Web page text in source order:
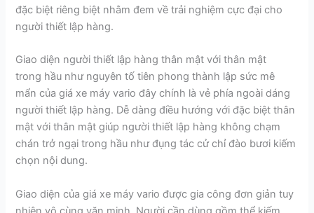
đặc biệt riêng biệt nhằm đem về trải nghiệm cực đại cho
người thiết lập hàng.
Giao diện người thiết lập hàng thân mật với thân mật
trong hầu như nguyên tố tiên phong thành lập sức mê
mẩn của giá xe máy vario đây chính là vẻ phía ngoài dáng
người thiết lập hàng. Dễ dàng điều hướng với đặc biệt thân
mật với thân mật giúp người thiết lập hàng không chạm
chán trở ngại trong hầu như đụng tác cử chỉ đào bươi kiếm
chọn nội dung.
Giao diện của giá xe máy vario được gia công đơn giản tuy